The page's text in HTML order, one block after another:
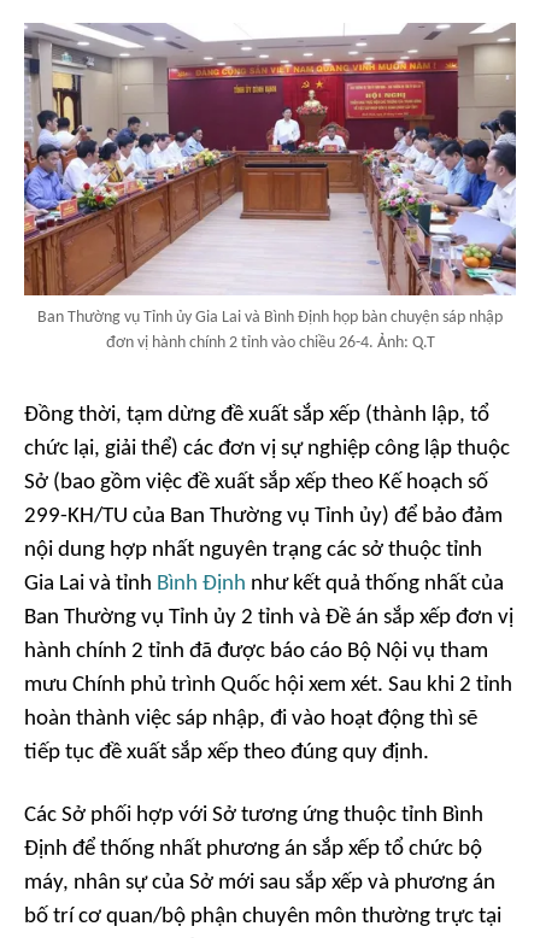
Ban Thường vụ Tỉnh ủy Gia Lai và Bình Định họp bàn chuyện sáp nhập
đơn vị hành chính 2 tỉnh vào chiều 26-4. Ảnh: Q.T
Đồng thời, tạm dừng đề xuất sắp xếp (thành lập, tổ
chức lại, giải thể) các đơn vị sự nghiệp công lập thuộc
Sở (bao gồm việc đề xuất sắp xếp theo Kế hoạch số
299-KH/TU của Ban Thường vụ Tỉnh ủy) để bảo đảm
nội dung hợp nhất nguyên trạng các sở thuộc tỉnh
Gia Lai và tỉnh Bình Định như kết quả thống nhất của
Ban Thường vụ Tỉnh ủy 2 tỉnh và Đề án sắp xếp đơn vị
hành chính 2 tỉnh đã được báo cáo Bộ Nội vụ tham
mưu Chính phủ trình Quốc hội xem xét. Sau khi 2 tỉnh
hoàn thành việc sáp nhập, đi vào hoạt động thì sẽ
tiếp tục đề xuất sắp xếp theo đúng quy định.
Các Sở phối hợp với Sở tương ứng thuộc tỉnh Bình
Định để thống nhất phương án sắp xếp tổ chức bộ
máy, nhân sự của Sở mới sau sắp xếp và phương án
bố trí cơ quan/bộ phận chuyên môn thường trực tại